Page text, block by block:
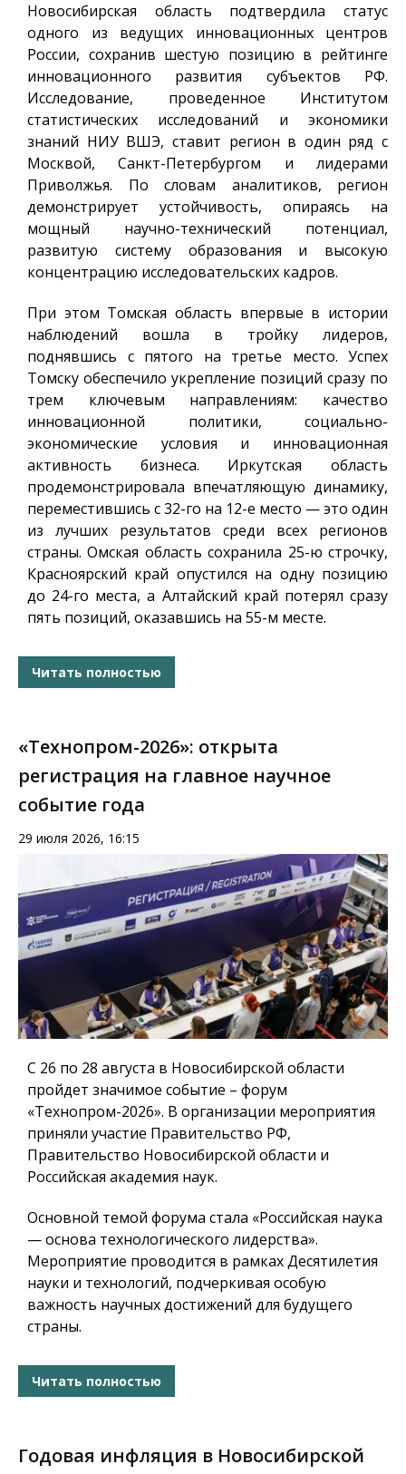
Новосибирская область подтвердила статус
одного из ведущих инновационных центров
России, сохранив шестую позицию в рейтинге
инновационного развития субъектов РФ.
Исследование, проведенное Институтом
статистических исследований и экономики
знаний НИУ ВШЭ, ставит регион в один ряд с
Москвой, Санкт-Петербургом и лидерами
Приволжья. По словам аналитиков, регион
демонстрирует устойчивость, опираясь на
мощный научно-технический потенциал,
развитую систему образования и высокую
концентрацию исследовательских кадров.
При этом Томская область впервые в истории
наблюдений вошла в тройку лидеров,
поднявшись с пятого на третье место. Успех
Томску обеспечило укрепление позиций сразу по
трем ключевым направлениям: качество
инновационной политики, социально-
экономические условия и инновационная
активность бизнеса. Иркутская область
продемонстрировала впечатляющую динамику,
переместившись с 32-го на 12-е место — это один
из лучших результатов среди всех регионов
страны. Омская область сохранила 25-ю строчку,
Красноярский край опустился на одну позицию
до 24-го места, а Алтайский край потерял сразу
пять позиций, оказавшись на 55-м месте.
Читать полностью
«Технопром-2026»: открыта
регистрация на главное научное
событие года
29 июля 2026, 16:15
С 26 по 28 августа в Новосибирской области
пройдет значимое событие – форум
«Технопром-2026». В организации мероприятия
приняли участие Правительство РФ,
Правительство Новосибирской области и
Российская академия наук.
Основной темой форума стала «Российская наука
— основа технологического лидерства».
Мероприятие проводится в рамках Десятилетия
науки и технологий, подчеркивая особую
важность научных достижений для будущего
страны.
Читать полностью
Годовая инфляция в Новосибирской